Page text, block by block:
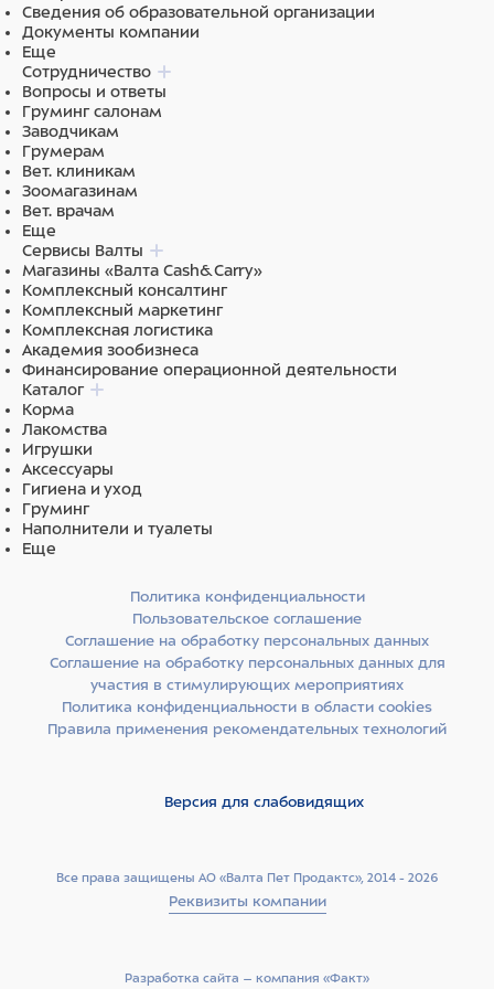
Пластик
Сведения об образовательной организации
Документы компании
Еще
Сотрудничество
Вопросы и ответы
Груминг салонам
Заводчикам
Грумерам
Вет. клиникам
Зоомагазинам
Вет. врачам
Еще
Сервисы Валты
Магазины «Валта Cash&Carry»
Комплексный консалтинг
Комплексный маркетинг
Комплексная логистика
Академия зообизнеса
Финансирование операционной деятельности
Каталог
Корма
Лакомства
Игрушки
Аксессуары
Гигиена и уход
Груминг
Наполнители и туалеты
Еще
Все права защищены АО «Валта Пет Продактс», 2014 - 2026
Реквизиты компании
Политика конфиденциальности
Пользовательское соглашение
Соглашение на обработку персональных данных
Соглашение на обработку персональных данных для
участия в стимулирующих мероприятиях
Политика конфиденциальности в области cookies
Правила применения рекомендательных технологий
Версия для слабовидящих
Разработка сайта –­ компания «Факт»